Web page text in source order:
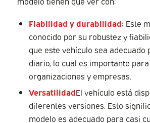
Fiabilidad y durabilidad: Este
conocido por su robustez y
que este vehículo sea adecuado
diario, lo cual es importante
organizaciones y empresas.
VersatilidadEl vehículo está
diferentes versiones. Esto
modelo es adecuado para casi